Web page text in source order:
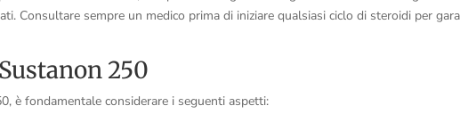
Consultare sempre un medico prima di iniziare qualsiasi ciclo di steroidi per
250
è fondamentale considerare i seguenti aspetti: